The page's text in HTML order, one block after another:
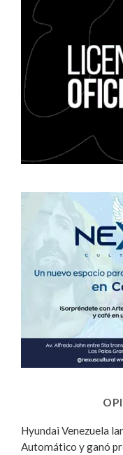
Hyundai Venezuela
Automático y ganó